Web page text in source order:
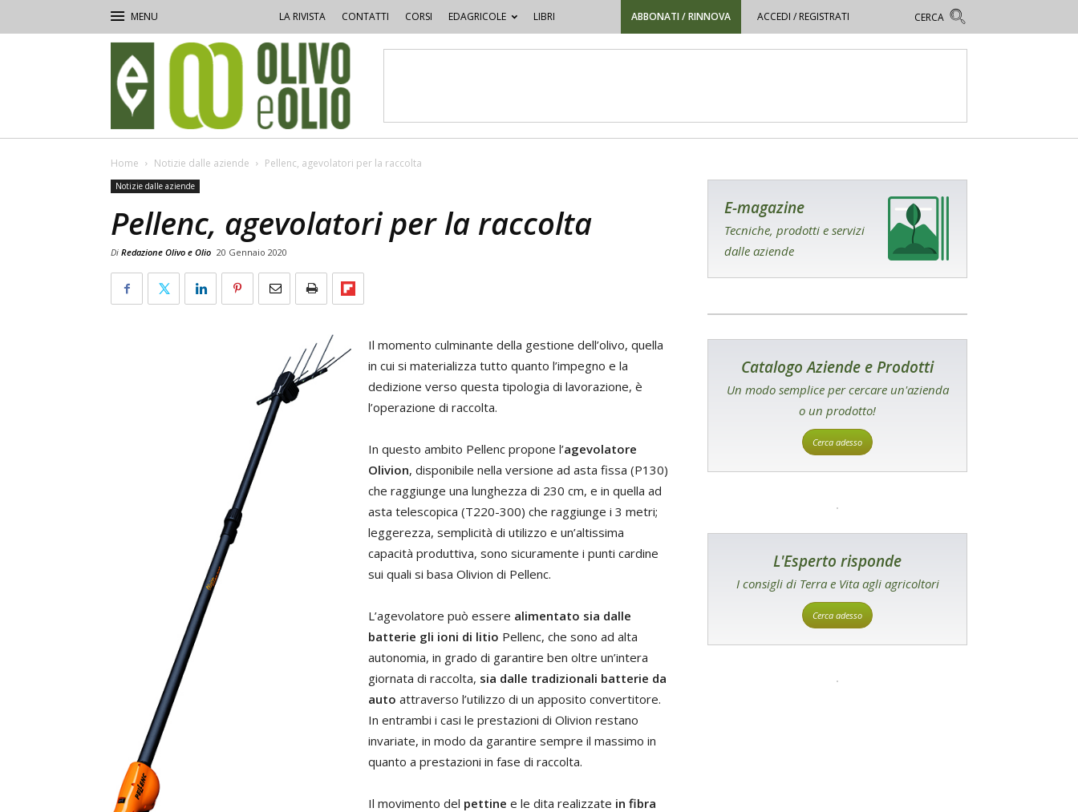
LA RIVISTA CONTATTI CORSI EDAGRICOLE LIBRI ABBONATI / RINNOVA ACCEDI / REGISTRATI
e
Olio
Home Notizie dalle aziende Pellenc, agevolatori per la raccolta
Notizie dalle aziende
Pellenc, agevolatori per la raccolta
Di Redazione Olivo e Olio 20 Gennaio 2020
Il momento culminante della gestione dell’olivo, quella
in cui si materializza tutto quanto l’impegno e la
dedizione verso questa tipologia di lavorazione, è
l’operazione di raccolta.
In questo ambito Pellenc propone l’agevolatore
Olivion, disponibile nella versione ad asta fissa (P130)
che raggiunge una lunghezza di 230 cm, e in quella ad
asta telescopica (T220-300) che raggiunge i 3 metri;
leggerezza, semplicità di utilizzo e un’altissima
capacità produttiva, sono sicuramente i punti cardine
sui quali si basa Olivion di Pellenc.
L’agevolatore può essere alimentato sia dalle
batterie gli ioni di litio Pellenc, che sono ad alta
autonomia, in grado di garantire ben oltre un’intera
giornata di raccolta, sia dalle tradizionali batterie da
auto attraverso l’utilizzo di un apposito convertitore.
In entrambi i casi le prestazioni di Olivion restano
invariate, in modo da garantire sempre il massimo in
quanto a prestazioni in fase di raccolta.
Il movimento del pettine e le dita realizzate in fibra
E-magazine
Tecniche, prodotti e servizi
dalle aziende
Catalogo Aziende e Prodotti
Un modo semplice per cercare un'azienda
o un prodotto!
Cerca adesso
L'Esperto risponde
I consigli di Terra e Vita agli agricoltori
Cerca adesso